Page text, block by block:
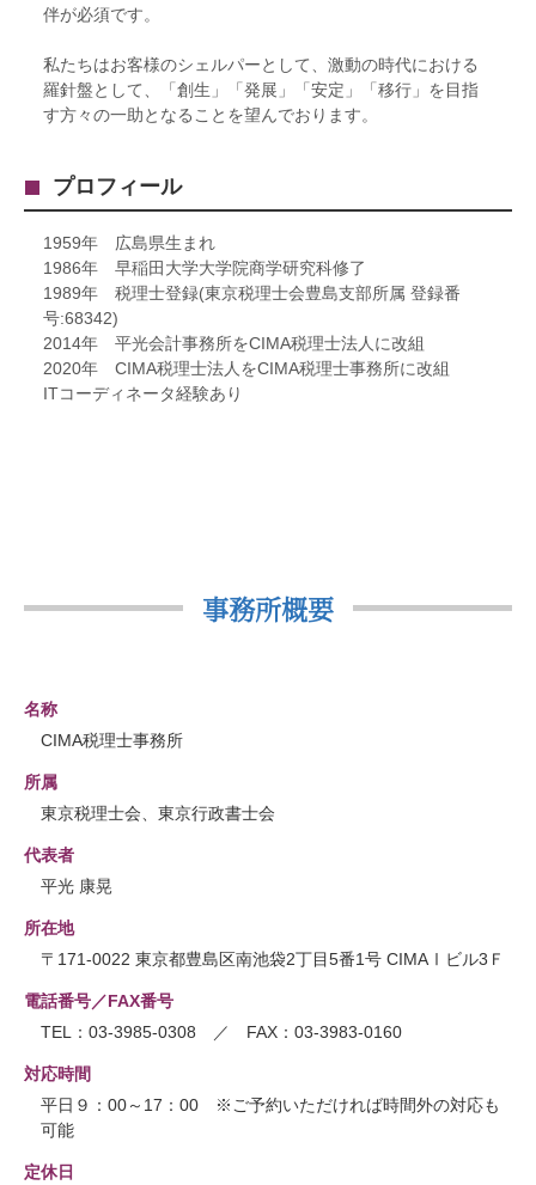
伴が必須です。
私たちはお客様のシェルパーとして、激動の時代における
羅針盤として、「創生」「発展」「安定」「移行」を目指
す方々の一助となることを望んでおります。
プロフィール
1959年 広島県生まれ
1986年 早稲田大学大学院商学研究科修了
1989年 税理士登録(東京税理士会豊島支部所属 登録番
号:68342)
2014年 平光会計事務所をCIMA税理士法人に改組
2020年 CIMA税理士法人をCIMA税理士事務所に改組
ITコーディネータ経験あり
事務所概要
名称
CIMA税理士事務所
所属
東京税理士会、東京行政書士会
代表者
平光 康晃
所在地
〒171-0022 東京都豊島区南池袋2丁目5番1号 CIMAⅠビル3Ｆ
電話番号／FAX番号
TEL：03-3985-0308 ／ FAX：03-3983-0160
対応時間
平日９：00～17：00 ※ご予約いただければ時間外の対応も
可能
定休日